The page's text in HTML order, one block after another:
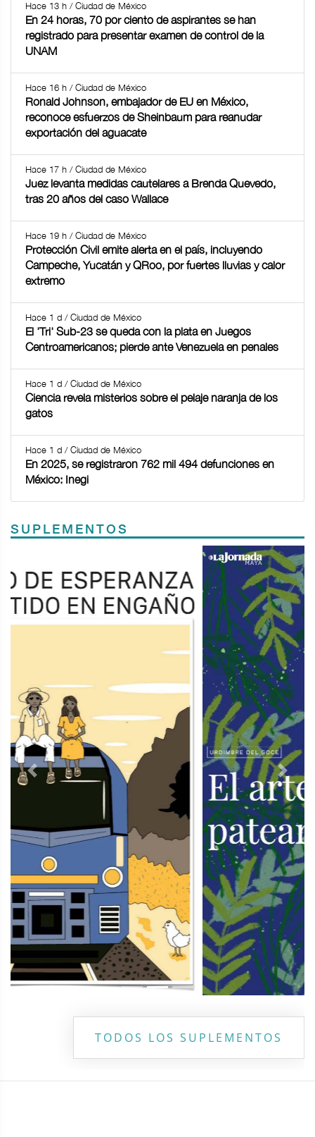
Hace 13 h / Ciudad de México
En 24 horas, 70 por ciento de aspirantes se han
registrado para presentar examen de control de la
UNAM
Hace 16 h / Ciudad de México
Ronald Johnson, embajador de EU en México,
reconoce esfuerzos de Sheinbaum para reanudar
exportación del aguacate
Hace 17 h / Ciudad de México
Juez levanta medidas cautelares a Brenda Quevedo,
tras 20 años del caso Wallace
Hace 19 h / Ciudad de México
Protección Civil emite alerta en el país, incluyendo
Campeche, Yucatán y QRoo, por fuertes lluvias y calor
extremo
Hace 1 d / Ciudad de México
El 'Tri' Sub-23 se queda con la plata en Juegos
Centroamericanos; pierde ante Venezuela en penales
Hace 1 d / Ciudad de México
Ciencia revela misterios sobre el pelaje naranja de los
gatos
Hace 1 d / Ciudad de México
En 2025, se registraron 762 mil 494 defunciones en
México: Inegi
SUPLEMENTOS
Previous Next
TODOS LOS SUPLEMENTOS